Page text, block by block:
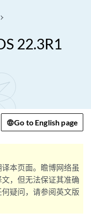
22.3R1
Go to English page
本页面。瞻博网络虽
，但无法保证其准确
疑问，请参阅英文版